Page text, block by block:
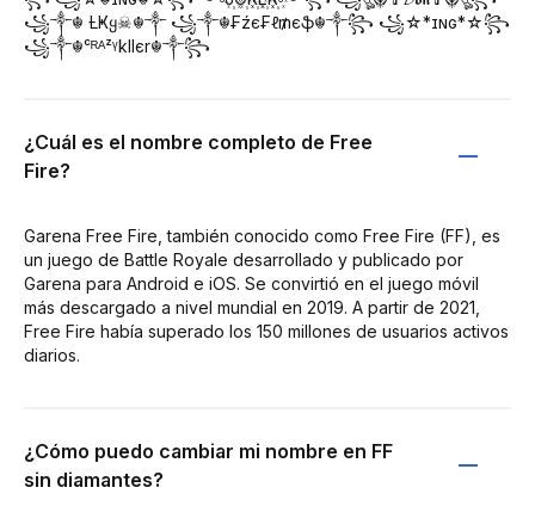
꧁༒☬ Ƚ︎Ҝყ☠︎☬༒ ꧁༒☬₣źє₣ℓ₥єֆ☬༒꧂ ꧁☆*ɪɴɢ*☆꧂
꧁༒☬ᶜᴿᴬᶻᵞkllєr☬༒꧂
¿Cuál es el nombre completo de Free
Fire?
Garena Free Fire, también conocido como Free Fire (FF), es
un juego de Battle Royale desarrollado y publicado por
Garena para Android e iOS. Se convirtió en el juego móvil
más descargado a nivel mundial en 2019. A partir de 2021,
Free Fire había superado los 150 millones de usuarios activos
diarios.
¿Cómo puedo cambiar mi nombre en FF
sin diamantes?